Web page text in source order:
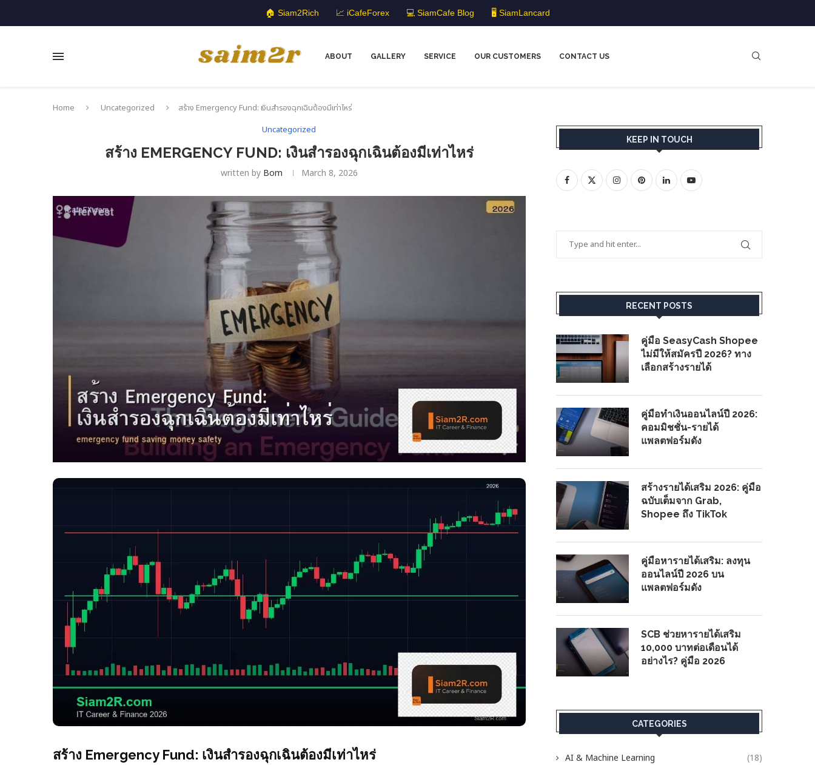
🏠 Siam2Rich 📈 iCafeForex 💻 SiamCafe Blog 🖥️ SiamLancard
ABOUT GALLERY SERVICE OUR CUSTOMERS CONTACT US
Home Uncategorized
สร้าง Emergency Fund: เงินสำรองฉุกเฉินต้องมีเท่าไหร่
Uncategorized
สร้าง EMERGENCY FUND: เงินสำรองฉุกเฉินต้องมีเท่าไหร่
written by Bom March 8, 2026
สร้าง Emergency Fund: เงินสำรองฉุกเฉินต้องมีเท่าไหร่
KEEP IN TOUCH
RECENT POSTS
คู่มือ SeasyCash Shopee
ไม่มีให้สมัครปี 2026? ทาง
เลือกสร้างรายได้
คู่มือทำเงินออนไลน์ปี 2026:
คอมมิชชั่น-รายได้
แพลตฟอร์มดัง
สร้างรายได้เสริม 2026: คู่มือ
ฉบับเต็มจาก Grab,
Shopee ถึง TikTok
คู่มือหารายได้เสริม: ลงทุน
ออนไลน์ปี 2026 บน
แพลตฟอร์มดัง
SCB ช่วยหารายได้เสริม
10,000 บาทต่อเดือนได้
อย่างไร? คู่มือ 2026
CATEGORIES
AI & Machine Learning (18)